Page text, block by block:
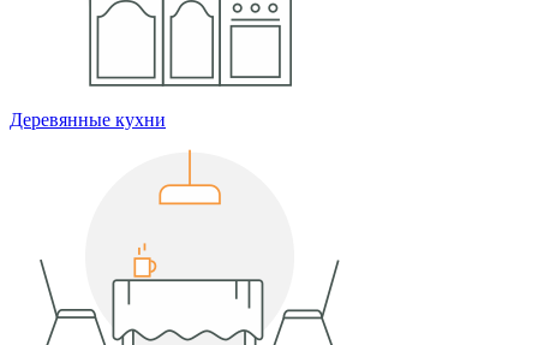
Деревянные кухни